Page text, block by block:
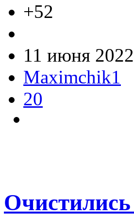
+52
11 июня
Maximchik1
20